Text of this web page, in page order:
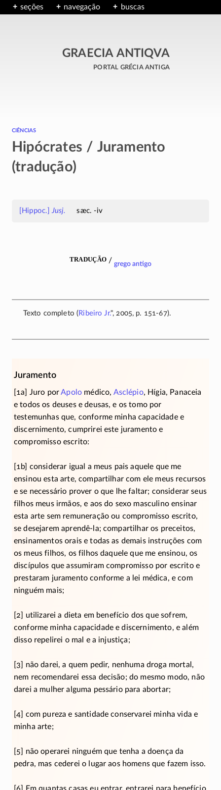
seções navegação buscas
GRAECIA ANTIQVA
portal grécia antiga
ciências
Hipócrates / Juramento
(tradução)
[Hippoc.] Jusj. sæc. -iv
tradução / grego antigo
Texto completo ( Ribeiro Jr.", 2005, p. 151-67).
Juramento
[1a] Juro porApolo médico, Asclépio, Hígia, Panaceia
e todos os deuses e deusas, e os tomo por
testemunhas que, conforme minha capacidade e
discernimento, cumprirei este juramento e
compromisso escrito:
[1b] considerar igual a meus pais aquele que me
ensinou esta arte, compartilhar com ele meus recursos
e se necessário prover o que lhe faltar; considerar seus
filhos meus irmãos, e aos do sexo masculino ensinar
esta arte sem remuneração ou compromisso escrito,
se desejarem aprendê-la; compartilhar os preceitos,
ensinamentos orais e todas as demais instruções com
os meus filhos, os filhos daquele que me ensinou, os
discípulos que assumiram compromisso por escrito e
prestaram juramento conforme a lei médica, e com
ninguém mais;
[2] utilizarei a dieta em benefício dos que sofrem,
conforme minha capacidade e discernimento, e além
disso repelirei o mal e a injustiça;
[3] não darei, a quem pedir, nenhuma droga mortal,
nem recomendarei essa decisão; do mesmo modo, não
darei a mulher alguma pessário para abortar;
[4] com pureza e santidade conservarei minha vida e
minha arte;
[5] não operarei ninguém que tenha a doença da
pedra, mas cederei o lugar aos homens que fazem isso.